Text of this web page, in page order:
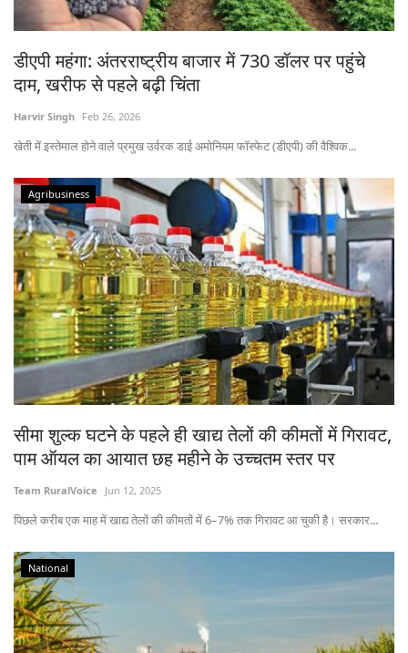
डीएपी महंगा: अंतरराष्ट्रीय बाजार में 730 डॉलर पर पहुंचे
दाम, खरीफ से पहले बढ़ी चिंता
Harvir Singh Feb 26, 2026
खेती में इस्तेमाल होने वाले प्रमुख उर्वरक डाई अमोनियम फॉस्फेट (डीएपी) की वैश्विक...
Agribusiness
सीमा शुल्क घटने के पहले ही खाद्य तेलों की कीमतों में गिरावट,
पाम ऑयल का आयात छह महीने के उच्चतम स्तर पर
Team RuralVoice Jun 12, 2025
पिछले करीब एक माह में खाद्य तेलों की कीमतों में 6–7% तक गिरावट आ चुकी है। सरकार...
National